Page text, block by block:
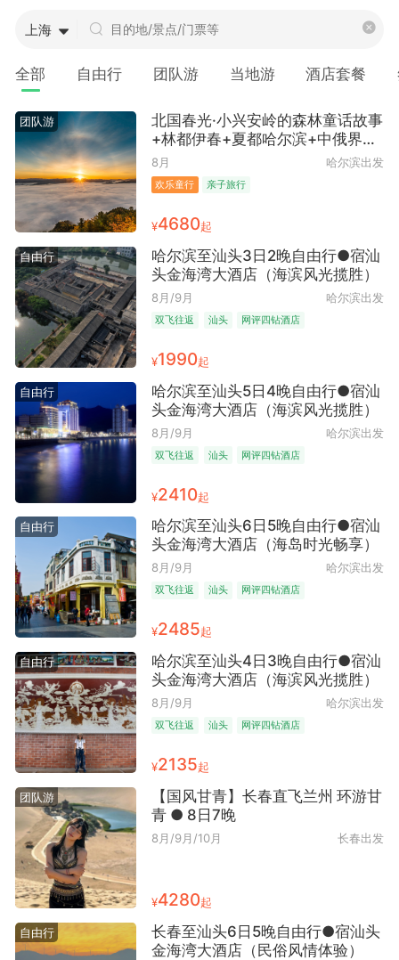
上海
全部 自由行 团队游 当地游 酒店套餐
团队游
北国春光·小兴安岭的森林童话故事
+林都伊春+夏都哈尔滨+中俄界河
+20人精品小团+升级2 晚汤旺河森
林度假酒店7日跟团游 | 清凉亲子
避暑+亲子度假优选 ● 深度体验
8月 哈尔滨出发
欢乐童行 亲子旅行
¥4680起
自由行
哈尔滨至汕头3日2晚自由行●宿汕
头金海湾大酒店（海滨风光揽胜）
8月/9月 哈尔滨出发
双飞往返 汕头 网评四钻酒店
¥1990起
自由行
哈尔滨至汕头5日4晚自由行●宿汕
头金海湾大酒店（海滨风光揽胜）
8月/9月 哈尔滨出发
双飞往返 汕头 网评四钻酒店
¥2410起
自由行
哈尔滨至汕头6日5晚自由行●宿汕
头金海湾大酒店（海岛时光畅享）
8月/9月 哈尔滨出发
双飞往返 汕头 网评四钻酒店
¥2485起
自由行
哈尔滨至汕头4日3晚自由行●宿汕
头金海湾大酒店（海滨风光揽胜）
8月/9月 哈尔滨出发
双飞往返 汕头 网评四钻酒店
¥2135起
团队游
【国风甘青】长春直飞兰州 环游甘
青 ● 8日7晚
8月/9月/10月 长春出发
¥4280起
自由行
长春至汕头6日5晚自由行●宿汕头
金海湾大酒店（民俗风情体验）